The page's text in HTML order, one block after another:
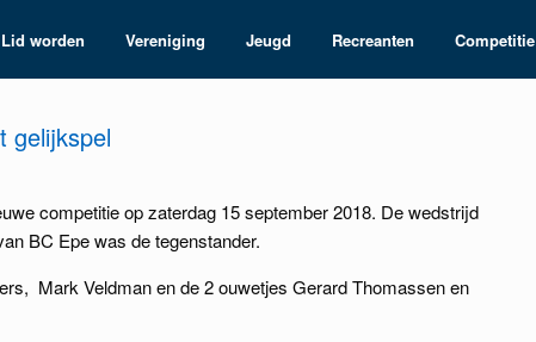
Lid worden Vereniging Jeugd Recreanten Competitie
gelijkspel
competitie op zaterdag 15 september 2018. De wedstrijd
BC Epe was de tegenstander.
Mark Veldman en de 2 ouwetjes Gerard Thomassen en